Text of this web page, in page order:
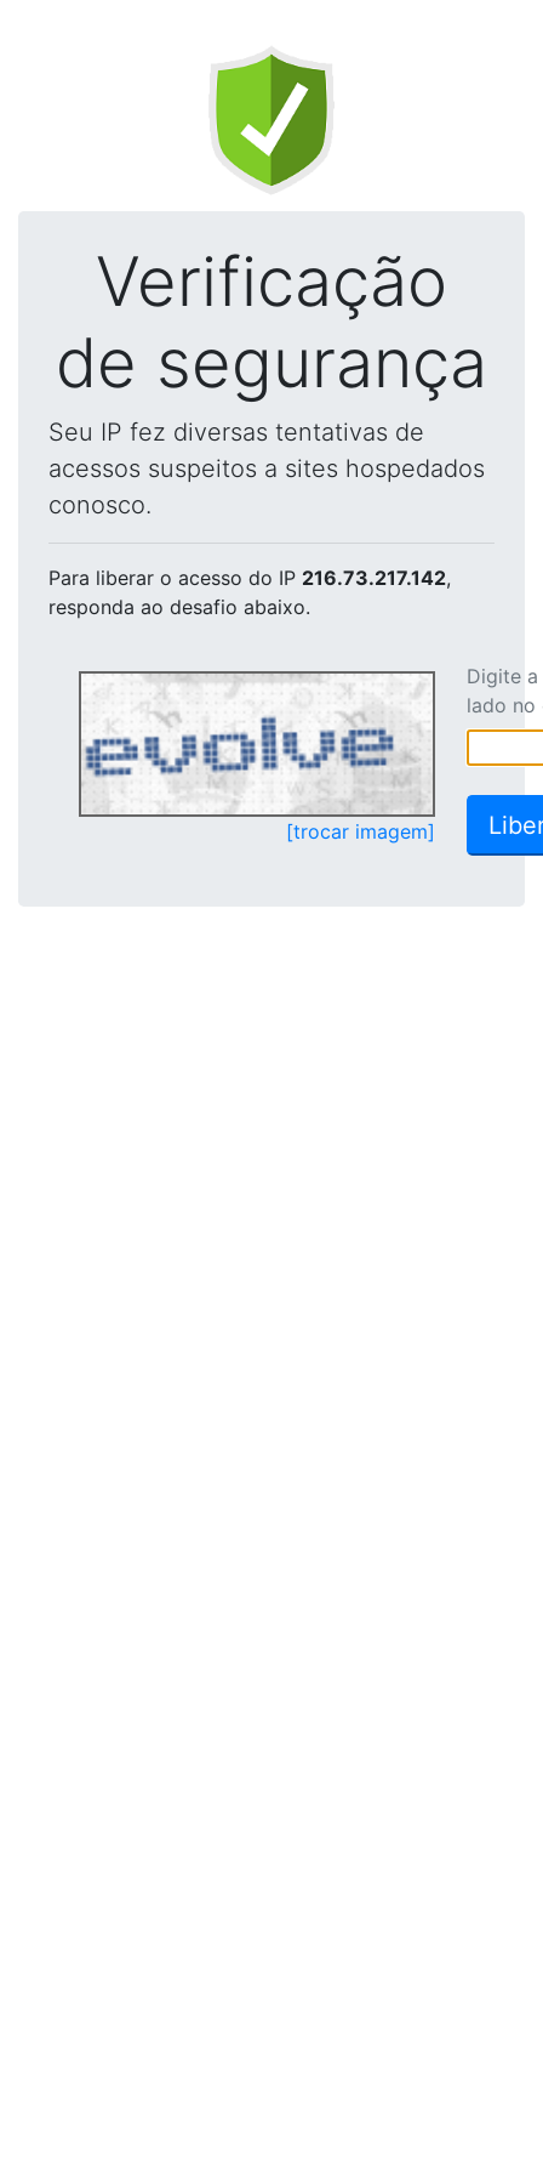
Verificação
de segurança
Seu IP fez diversas tentativas de
acessos suspeitos a sites hospedados
conosco.
Para liberar o acesso do IP 216.73.217.142,
responda ao desafio abaixo.
[trocar imagem]
Digite
lado no